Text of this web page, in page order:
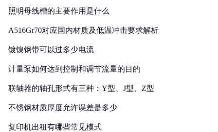
照明母线槽的主要作用是什么
A516Gr70对应国内材质及低温冲击要求解析
镀镍钢带可以过多少电流
计量泵如何达到控制和调节流量的目的
联轴器的轴孔形式有三种：Y型、J型、Z型
不锈钢材质厚度允许误差是多少
复印机出租有哪些常见模式